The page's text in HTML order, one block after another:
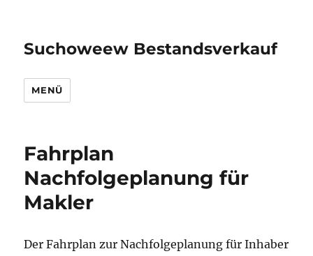
Suchoweew Bestandsverkauf
MENÜ
Fahrplan
Nachfolgeplanung für
Makler
Der Fahrplan zur Nachfolgeplanung für Inhaber